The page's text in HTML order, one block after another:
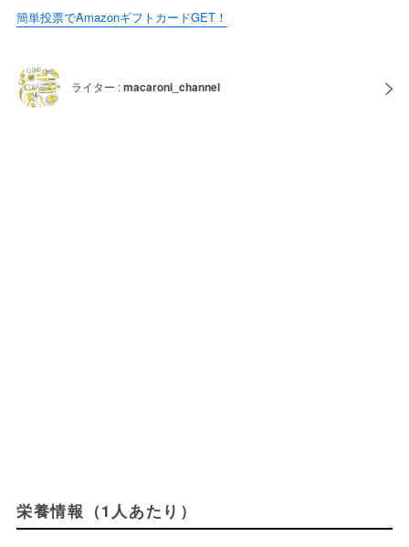
簡単投票でAmazonギフトカードGET！
ライター :macaroni_channel
栄養情報（1人あたり）